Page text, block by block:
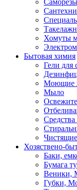
Хомуты
Бытовая химия
Гели для
Моющие
Мыло
Хозяствено-
Баки,
Бумага
Веники,
Губки,